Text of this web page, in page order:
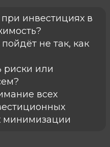
инвестициях в
не так, как
риски или
всех
минимизации